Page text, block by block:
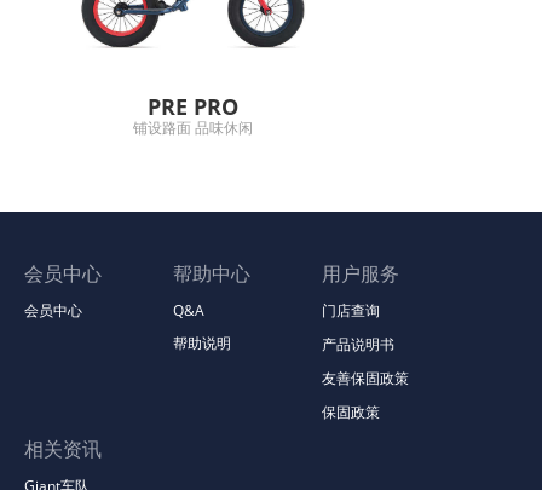
PRE PRO
铺设路面 品味休闲
会员中心
会员中心
帮助中心
Q&A
帮助说明
用户服务
门店查询
产品说明书
友善保固政策
保固政策
相关资讯
Giant车队